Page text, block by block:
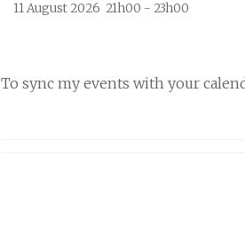
11 August 2026 21h00 - 23h00
To sync my events with your